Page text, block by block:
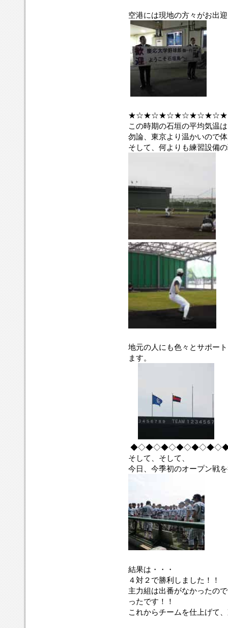
空港には現地の方々がお出
この時期の石垣の平均気温
勿論、東京より温かいので
そして、何よりも練習設備
地元の人にも色々とサポー
ます。
そして、そして、
今日、今季初のオープン戦
結果は・・・
４対２で勝利しました！！
主力組は出番がなかったの
ったです！！
これからチームを仕上げて